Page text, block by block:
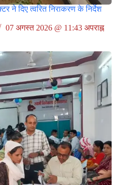
ने दिए त्वरित निराकरण के निर्देश
07 अगस्त 2026 @ 11:43 अपराह्न